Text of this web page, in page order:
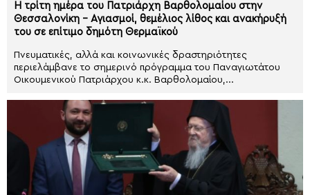
Η τρίτη ημέρα του Πατριάρχη Βαρθολομαίου στην
Θεσσαλονίκη – Αγιασμοί, θεμέλιος λίθος και ανακήρυξή
του σε επίτιμο δημότη Θερμαϊκού
Πνευματικές, αλλά και κοινωνικές δραστηριότητες
περιελάμβανε το σημερινό πρόγραμμα του Παναγιωτάτου
Οικουμενικού Πατριάρχου κ.κ. Βαρθολομαίου,...